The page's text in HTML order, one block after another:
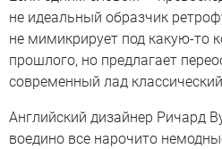
не идеальный образчик
не мимикрирует под какую-то
прошлого, но предлагает
современный лад
Английский дизайнер Ричард
воедино все нарочито